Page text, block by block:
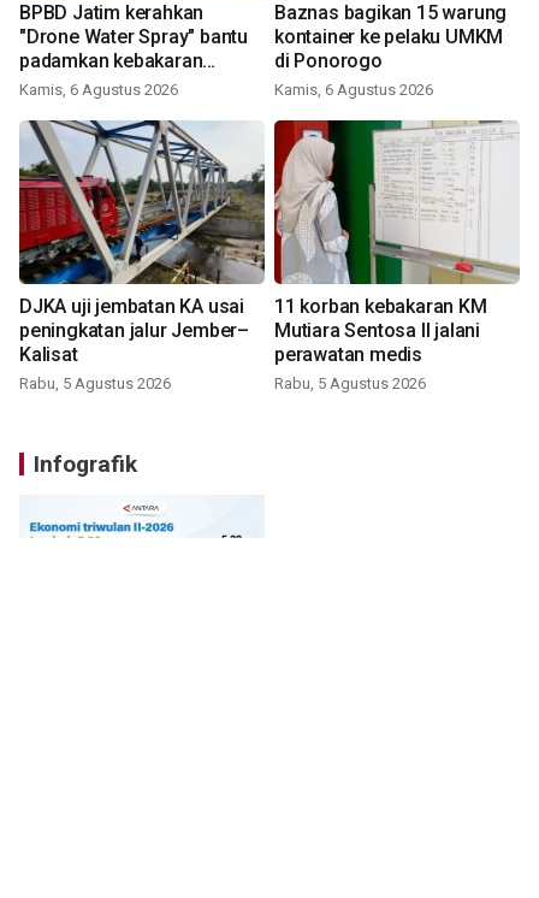
BPBD Jatim kerahkan
"Drone Water Spray" bantu
padamkan kebakaran
Bromo
Kamis, 6 Agustus 2026
Baznas bagikan 15 warung
kontainer ke pelaku UMKM
di Ponorogo
Kamis, 6 Agustus 2026
DJKA uji jembatan KA usai
peningkatan jalur Jember–
Kalisat
Rabu, 5 Agustus 2026
11 korban kebakaran KM
Mutiara Sentosa II jalani
perawatan medis
Rabu, 5 Agustus 2026
Infografik